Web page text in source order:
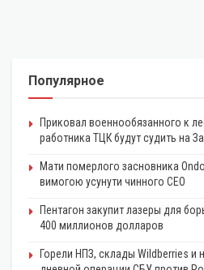
Популярное
Приковал военнообязанного к
работника ТЦК будут судить на
Мати померлого засновника
вимогою усунути чинного CEO
Пентагон закупит лазеры для
400 миллионов долларов
Горели НПЗ, склады Wildberries и